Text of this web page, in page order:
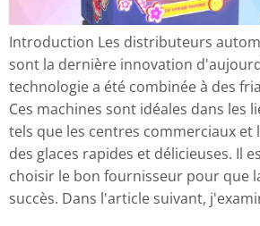
Introduction Les distributeurs
sont la dernière innovation
technologie a été combinée à des
Ces machines sont idéales dans les
tels que les centres commerciaux et
des glaces rapides et délicieuses. Il
choisir le bon fournisseur pour que
succès. Dans l'article suivant,